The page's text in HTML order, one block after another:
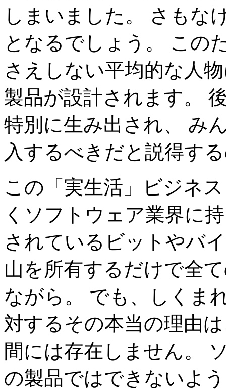
しまいました。 さもな
となるでしょう。 この
さえしない平均的な人
製品が設計されます。
特別に生み出され、 み
入するべきだと説得す
この「実生活」ビジネ
くソフトウェア業界に
されているビットやバ
山を所有するだけで全
ながら。 でも、しくま
対するその本当の理由
間には存在しません。
の製品ではできないよ